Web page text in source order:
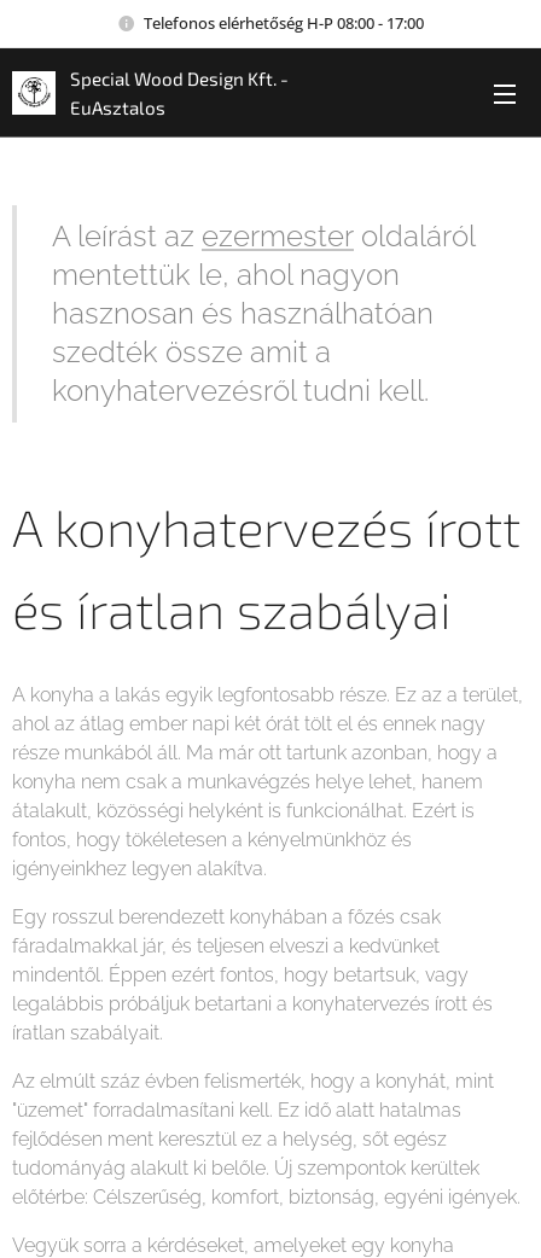
Telefonos elérhetőség H-P 08:00 - 17:00
Special Wood Design Kft. -
EuAsztalos
A leírást az ezermester oldaláról
mentettük le, ahol nagyon
hasznosan és használhatóan
szedték össze amit a
konyhatervezésről tudni kell.
A konyhatervezés írott
és íratlan szabályai
A konyha a lakás egyik legfontosabb része. Ez az a terület,
ahol az átlag ember napi két órát tölt el és ennek nagy
része munkából áll. Ma már ott tartunk azonban, hogy a
konyha nem csak a munkavégzés helye lehet, hanem
átalakult, közösségi helyként is funkcionálhat. Ezért is
fontos, hogy tökéletesen a kényelmünkhöz és
igényeinkhez legyen alakítva.
Egy rosszul berendezett konyhában a főzés csak
fáradalmakkal jár, és teljesen elveszi a kedvünket
mindentől. Éppen ezért fontos, hogy betartsuk, vagy
legalábbis próbáljuk betartani a konyhatervezés írott és
íratlan szabályait.
Az elmúlt száz évben felismerték, hogy a konyhát, mint
"üzemet" forradalmasítani kell. Ez idő alatt hatalmas
fejlődésen ment keresztül ez a helység, sőt egész
tudományág alakult ki belőle. Új szempontok kerültek
előtérbe: Célszerűség, komfort, biztonság, egyéni igények.
Vegyük sorra a kérdéseket, amelyeket egy konyha